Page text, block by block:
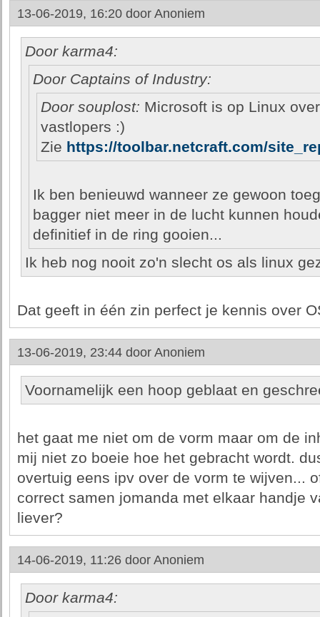
13-06-2019, 16:20 door Anoniem
Door karma4:
Door Captains of Industry:
Door souplost: Microsoft is op Linux
vastlopers :)
Zie https://toolbar.netcraft.com/
Ik ben benieuwd wanneer ze gewoon
bagger niet meer in de lucht kunnen
definitief in de ring gooien...
Ik heb nog nooit zo'n slecht os als linux
Dat geeft in één zin perfect je kennis over
13-06-2019, 23:44 door Anoniem
Voornamelijk een hoop geblaat en
het gaat me niet om de vorm maar om de
mij niet zo boeie hoe het gebracht wordt.
overtuig eens ipv over de vorm te wijven...
correct samen jomanda met elkaar handje
liever?
14-06-2019, 11:26 door Anoniem
Door karma4: